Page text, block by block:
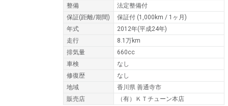
整備
法定整備付
保証(距離/期間) 保証付 (1,000km / 1ヶ月)
年式
2012年(平成24年)
走行
8.1万km
排気量
660cc
車検
なし
修復歴
なし
地域
香川県 善通寺市
販売店
（有）ＫＴチューン本店